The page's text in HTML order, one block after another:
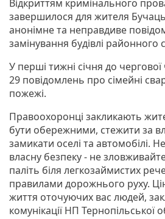
Відкриттям кримінального
завершилося для жителя
анонімне та неправдиве
замінування будівлі районного
У перші тижні січня до
29 повідомлень про сімейні
пожежі.
Правоохоронці закликають
бути обережними, стежити за
замикати оселі та автомобілі.
власну безпеку - не
паліть біля легкозаймистих
правилами дорожнього руху.
життя оточуючих вас людей,
комунікації НП Тернопільської